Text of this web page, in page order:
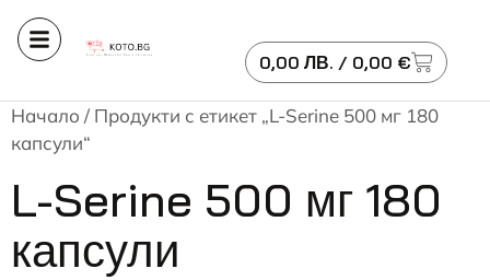
0,00 ЛВ. / 0,00 €
Начало / Продукти с етикет „L-Serine 500 мг 180
капсули“
L-Serine 500 мг 180
капсули